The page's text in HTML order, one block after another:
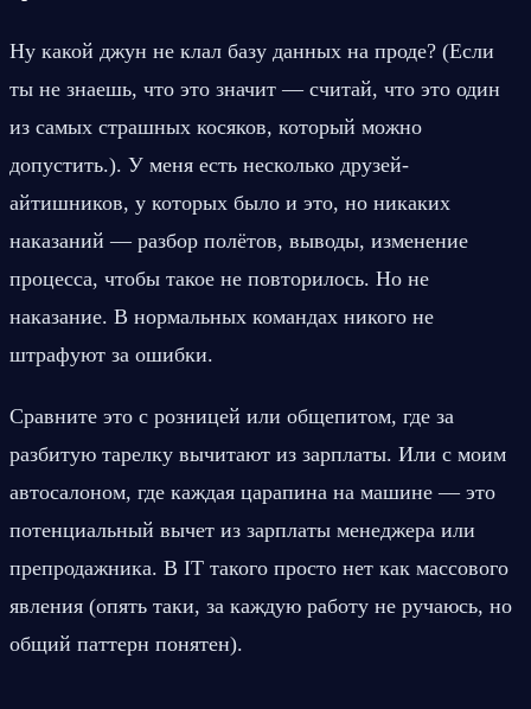
Ну какой джун не клал базу данных на проде? (Если
ты не знаешь, что это значит — считай, что это один
из самых страшных косяков, который можно
допустить.). У меня есть несколько друзей-
айтишников, у которых было и это, но никаких
наказаний — разбор полётов, выводы, изменение
процесса, чтобы такое не повторилось. Но не
наказание. В нормальных командах никого не
штрафуют за ошибки.
Сравните это с розницей или общепитом, где за
разбитую тарелку вычитают из зарплаты. Или с моим
автосалоном, где каждая царапина на машине — это
потенциальный вычет из зарплаты менеджера или
препродажника. В IT такого просто нет как массового
явления (опять таки, за каждую работу не ручаюсь, но
общий паттерн понятен).